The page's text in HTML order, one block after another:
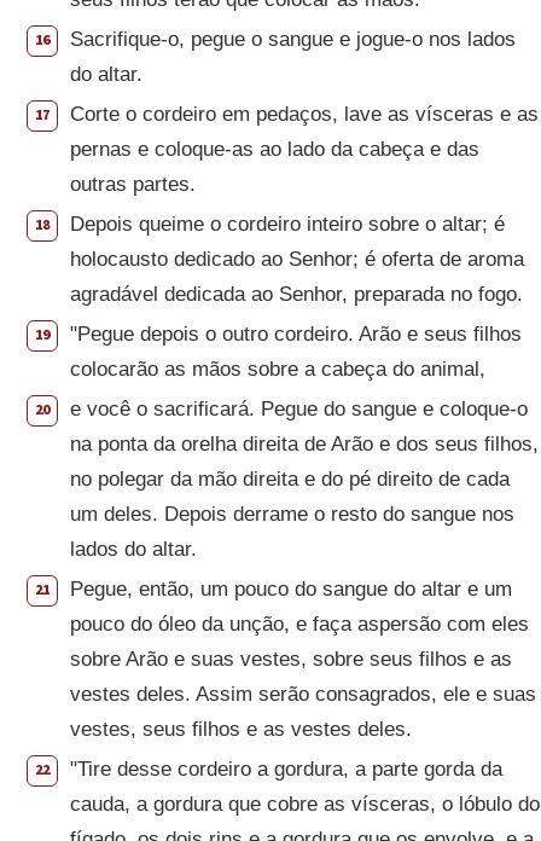
16
Sacrifique-o, pegue o sangue e jogue-o nos lados
do altar.
17
Corte o cordeiro em pedaços, lave as vísceras e as
pernas e coloque-as ao lado da cabeça e das
outras partes.
18
Depois queime o cordeiro inteiro sobre o altar; é
holocausto dedicado ao Senhor; é oferta de aroma
agradável dedicada ao Senhor, preparada no fogo.
19
"Pegue depois o outro cordeiro. Arão e seus filhos
colocarão as mãos sobre a cabeça do animal,
20
e você o sacrificará. Pegue do sangue e coloque-o
na ponta da orelha direita de Arão e dos seus filhos,
no polegar da mão direita e do pé direito de cada
um deles. Depois derrame o resto do sangue nos
lados do altar.
21
Pegue, então, um pouco do sangue do altar e um
pouco do óleo da unção, e faça aspersão com eles
sobre Arão e suas vestes, sobre seus filhos e as
vestes deles. Assim serão consagrados, ele e suas
vestes, seus filhos e as vestes deles.
22
"Tire desse cordeiro a gordura, a parte gorda da
cauda, a gordura que cobre as vísceras, o lóbulo do